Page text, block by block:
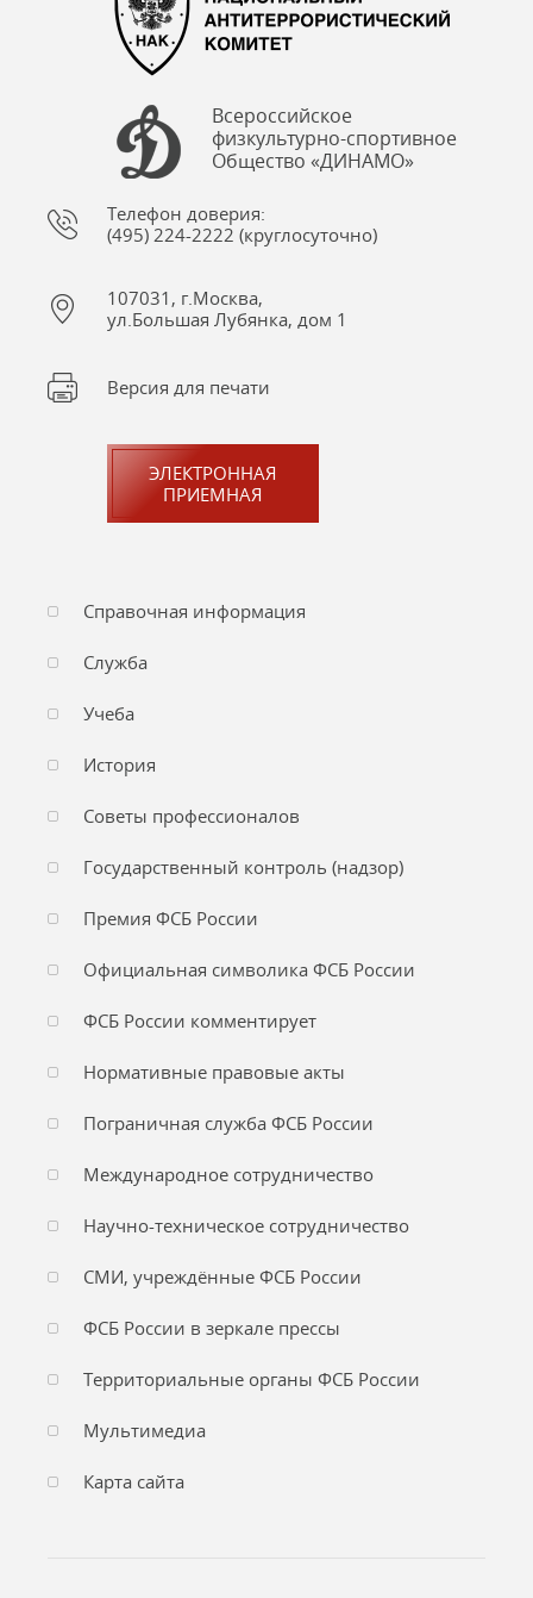
Всероссийское
физкультурно-спортивное
Общество «ДИНАМО»
Телефон доверия:
(495) 224-2222 (круглосуточно)
107031, г.Москва,
ул.Большая Лубянка, дом 1
Версия для печати
ЭЛЕКТРОННАЯ
ПРИЕМНАЯ
Справочная информация
Служба
Учеба
История
Советы профессионалов
Государственный контроль (надзор)
Премия ФСБ России
Официальная символика ФСБ России
ФСБ России комментирует
Нормативные правовые акты
Пограничная служба ФСБ России
Международное сотрудничество
Научно-техническое сотрудничество
СМИ, учреждённые ФСБ России
ФСБ России в зеркале прессы
Территориальные органы ФСБ России
Мультимедиа
Карта сайта